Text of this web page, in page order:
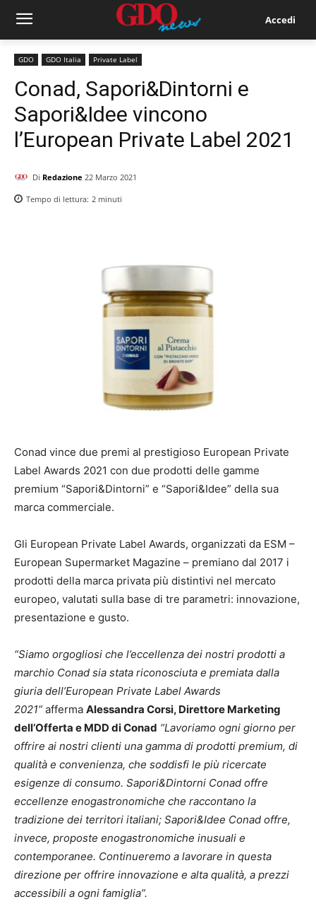
Accedi
GDO GDO Italia Private Label
Conad, Sapori&Dintorni e
Sapori&Idee vincono
l’European Private Label 2021
Di Redazione 22 Marzo 2021
Tempo di lettura: 2 minuti
Conad vince due premi al prestigioso European Private
Label Awards 2021 con due prodotti delle gamme
premium “Sapori&Dintorni” e “Sapori&Idee” della sua
marca commerciale.
Gli European Private Label Awards, organizzati da ESM –
European Supermarket Magazine – premiano dal 2017 i
prodotti della marca privata più distintivi nel mercato
europeo, valutati sulla base di tre parametri: innovazione,
presentazione e gusto.
“Siamo orgogliosi che l’eccellenza dei nostri prodotti a
marchio Conad sia stata riconosciuta e premiata dalla
giuria dell’European Private Label Awards
2021” afferma Alessandra Corsi, Direttore Marketing
dell’Offerta e MDD di Conad “Lavoriamo ogni giorno per
offrire ai nostri clienti una gamma di prodotti premium, di
qualità e convenienza, che soddisfi le più ricercate
esigenze di consumo. Sapori&Dintorni Conad offre
eccellenze enogastronomiche che raccontano la
tradizione dei territori italiani; Sapori&Idee Conad offre,
invece, proposte enogastronomiche inusuali e
contemporanee. Continueremo a lavorare in questa
direzione per offrire innovazione e alta qualità, a prezzi
accessibili a ogni famiglia”.